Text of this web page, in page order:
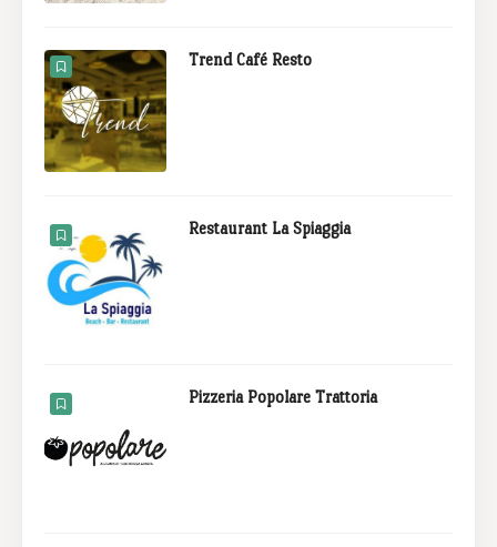
Trend Café Resto
Restaurant La Spiaggia
Pizzeria Popolare Trattoria